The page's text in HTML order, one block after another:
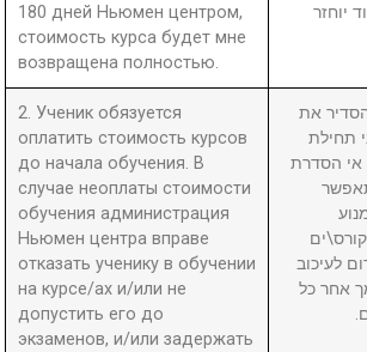
180 дней Ньюмен центром,
стоимость курса будет мне
возвращена полностью.
יוחזר
2. Ученик обязуется
оплатить стоимость курсов
до начала обучения. В
случае неоплаты стоимости
обучения администрация
Ньюмен центра вправе
отказать ученику в обучении
на курсе/ах и/или не
допустить его до
экзаменов, и/или задержать
את
תחילת
אי הסדרת
לעיכוב
אחר כל